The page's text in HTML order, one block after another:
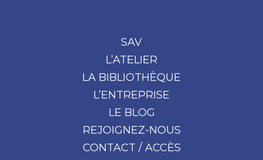
SAV
L’ATELIER
LA BIBLIOTHÈQUE
L’ENTREPRISE
LE BLOG
REJOIGNEZ-NOUS
CONTACT / ACCÈS